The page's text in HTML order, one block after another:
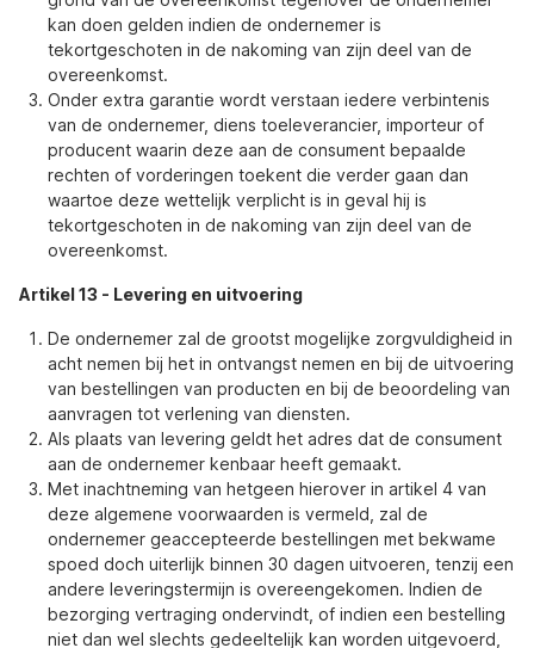
kan doen gelden indien de ondernemer is
tekortgeschoten in de nakoming van zijn deel van de
overeenkomst.
Onder extra garantie wordt verstaan iedere verbintenis
van de ondernemer, diens toeleverancier, importeur of
producent waarin deze aan de consument bepaalde
rechten of vorderingen toekent die verder gaan dan
waartoe deze wettelijk verplicht is in geval hij is
tekortgeschoten in de nakoming van zijn deel van de
overeenkomst.
Artikel 13 - Levering en uitvoering
De ondernemer zal de grootst mogelijke zorgvuldigheid in
acht nemen bij het in ontvangst nemen en bij de uitvoering
van bestellingen van producten en bij de beoordeling van
aanvragen tot verlening van diensten.
Als plaats van levering geldt het adres dat de consument
aan de ondernemer kenbaar heeft gemaakt.
Met inachtneming van hetgeen hierover in artikel 4 van
deze algemene voorwaarden is vermeld, zal de
ondernemer geaccepteerde bestellingen met bekwame
spoed doch uiterlijk binnen 30 dagen uitvoeren, tenzij een
andere leveringstermijn is overeengekomen. Indien de
bezorging vertraging ondervindt, of indien een bestelling
niet dan wel slechts gedeeltelijk kan worden uitgevoerd,